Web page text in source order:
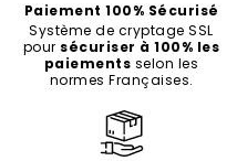
Paiement 100% Sécurisé
Système de cryptage SSL
pour sécuriser à 100% les
paiements selon les
normes Françaises.